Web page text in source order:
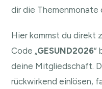
dir die Themenmonate
Hier kommst du direkt
Code „GESUND2026“
deine Mitgliedschaft.
rückwirkend einlösen,